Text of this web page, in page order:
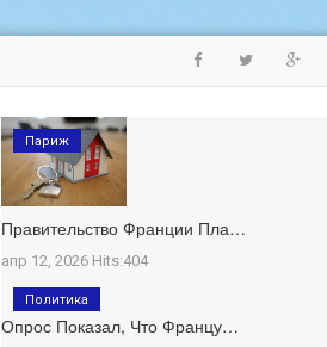
Правительство Франции Пла…
апр 12, 2026 Hits:404
Париж
Опрос Показал, Что Францу…
Политика